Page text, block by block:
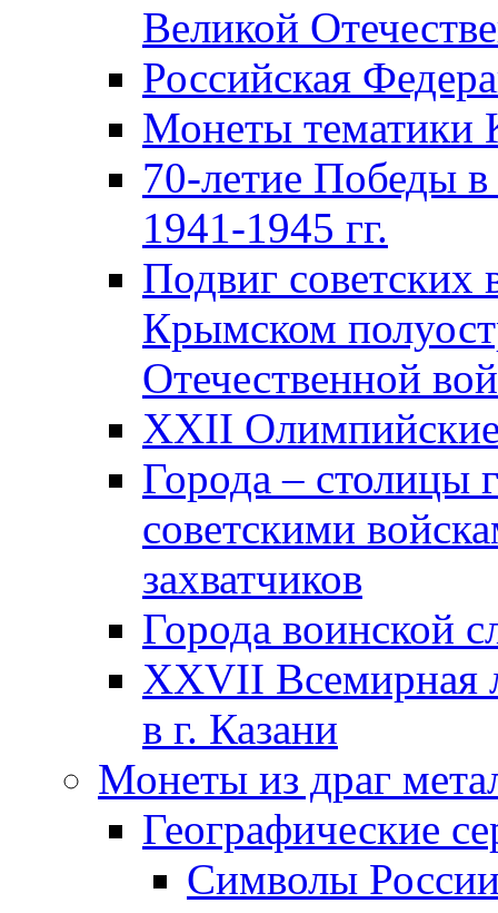
Великой
Российская
Монеты тематики
70-летие Победы
1941-1945 гг.
Подвиг советских
Крымском
Отечественной
XXII
Города – столицы
советскими
захватчиков
Города воинской
XXVII Всемирная
в г. Казани
Монеты из драг
Географические
Символы